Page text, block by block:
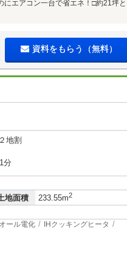
エアコン一台で省エネ！□約21坪と
資料をもらう（無料）
地割
分
地面積 233.55m2
オール電化 IHクッキングヒータ